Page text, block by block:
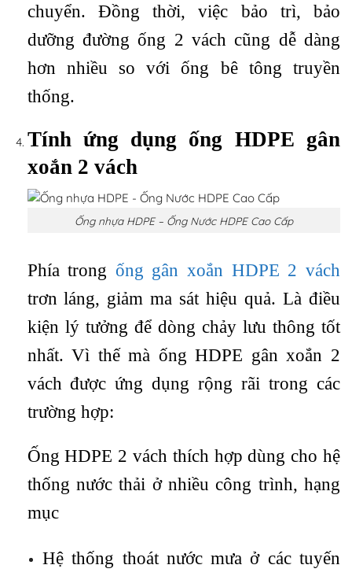
chuyển. Đồng thời, việc bảo trì, bảo
dưỡng đường ống 2 vách cũng dễ dàng
hơn nhiều so với ống bê tông truyền
thống.
Tính ứng dụng ống HDPE gân
xoắn 2 vách
Ống nhựa HDPE – Ống Nước HDPE Cao Cấp
Phía trong ống gân xoắn HDPE 2 vách
trơn láng, giảm ma sát hiệu quả. Là điều
kiện lý tưởng để dòng chảy lưu thông tốt
nhất. Vì thế mà ống HDPE gân xoắn 2
vách được ứng dụng rộng rãi trong các
trường hợp:
Ống HDPE 2 vách thích hợp dùng cho hệ
thống nước thải ở nhiều công trình, hạng
mục
Hệ thống thoát nước mưa ở các tuyến